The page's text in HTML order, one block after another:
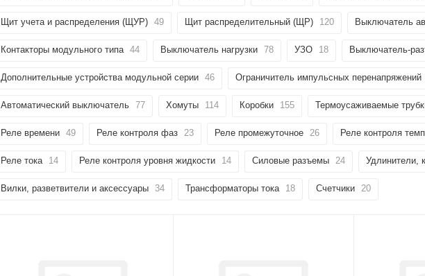
Щит учета и распределения (ЩУР) 49 Щит распределительный (ЩР) 120 Выключатель
Контакторы модульного типа 44 Выключатель нагрузки 78 УЗО 18 Выключатель-
Дополнительные устройства модульной серии 46 Ограничитель импульсных перенапряжений
Автоматический выключатель 77 Хомуты 114 Коробки 155 Термоусаживаемые
Реле времени 49 Реле контроля фаз 23 Реле промежуточное 26 Реле контроля
Реле тока 14 Реле контроля уровня жидкости 14 Силовые разъемы 24 Удлинители,
Вилки, разветвители и аксессуары 34 Трансформаторы тока 18 Счетчики 20